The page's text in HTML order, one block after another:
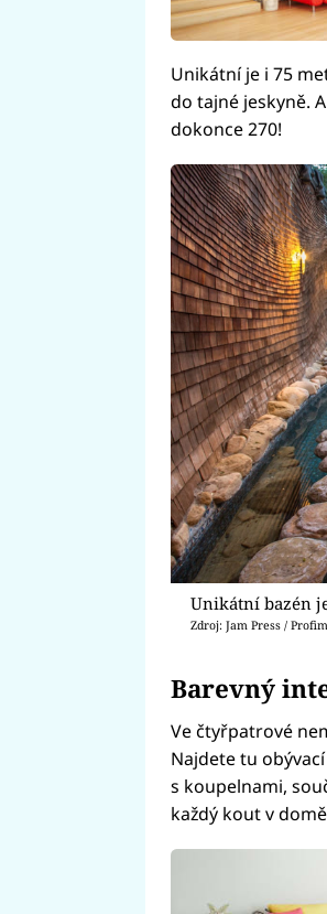
Unikátní je i 75
do tajné jeskyně.
dokonce 270!
Unikátní bazén
Zdroj: Jam Press /
Barevný
Ve čtyřpatrové
Najdete tu
s koupelnami,
každý kout v